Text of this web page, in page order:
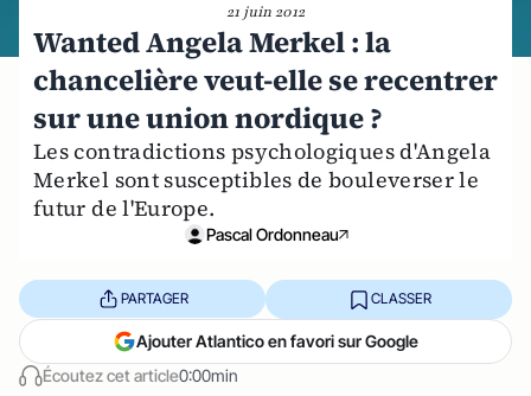
21 juin 2012
Wanted Angela Merkel : la
chancelière veut-elle se recentrer
sur une union nordique ?
Les contradictions psychologiques d'Angela
Merkel sont susceptibles de bouleverser le
futur de l'Europe.
Pascal Ordonneau
Écoutez cet article0:00min
PARTAGER CLASSER
Ajouter Atlantico en favori sur Google